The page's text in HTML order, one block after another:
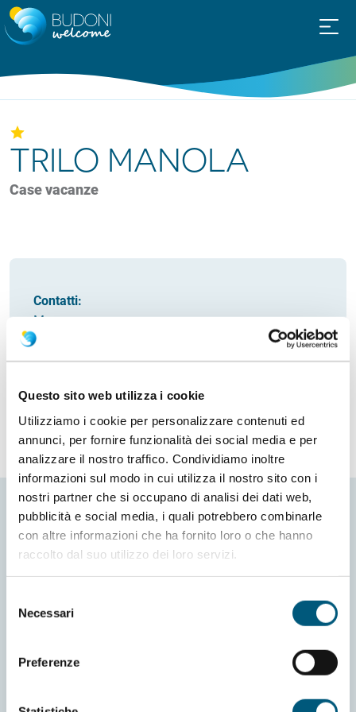
Questo sito web utilizza i cookie
Utilizziamo i cookie per personalizzare contenuti ed
annunci, per fornire funzionalità dei social media e per
analizzare il nostro traffico. Condividiamo inoltre
informazioni sul modo in cui utilizza il nostro sito con i
nostri partner che si occupano di analisi dei dati web,
pubblicità e social media, i quali potrebbero combinarle
con altre informazioni che ha fornito loro o che hanno
raccolto dal suo utilizzo dei loro servizi.
delNecessari
Preferenze
Contatti:
Marco
residenza C commerciale
Italia
TRILO MANOLA
Case vacanze
Preferenze cookies
Richiesta informazioni